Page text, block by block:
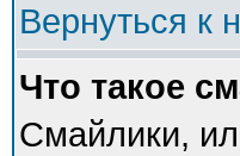
Вернуться к
Что такое
Смайлики,